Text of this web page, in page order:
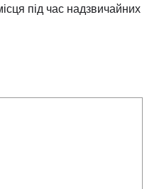
під час надзвичайних